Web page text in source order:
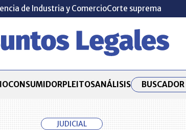
de Industria y ComercioCorte suprema
CONSUMIDORPLEITOSANÁLISIS
JUDICIAL